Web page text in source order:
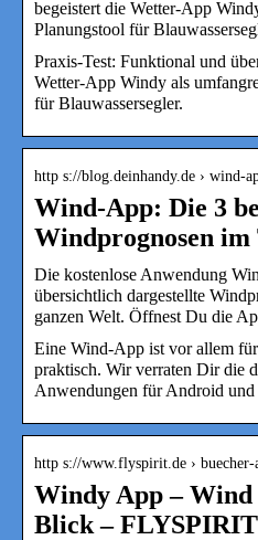
begeistert die Wetter-App
Planungstool für
Praxis-Test: Funktional und
Wetter-App Windy als
für Blauwassersegler.
http s://blog.deinhandy.de › wind-
Wind-App: Die 3
Windprognosen im
Die kostenlose Anwendung
übersichtlich dargestellte
ganzen Welt. Öffnest Du die
Eine Wind-App ist vor allem für
praktisch. Wir verraten Dir die
Anwendungen für Android und
http s://www.flyspirit.de › buecher-
Windy App –
Blick – FLYSPIRIT